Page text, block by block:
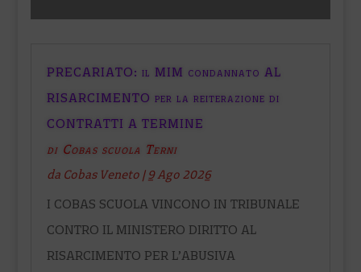
PRECARIATO: il MIM condannato AL
RISARCIMENTO per la reiterazione di
CONTRATTI A TERMINE
di Cobas scuola Terni
da Cobas Veneto |9 Ago 2026
I COBAS SCUOLA VINCONO IN TRIBUNALE
CONTRO IL MINISTERO DIRITTO AL
RISARCIMENTO PER L’ABUSIVA